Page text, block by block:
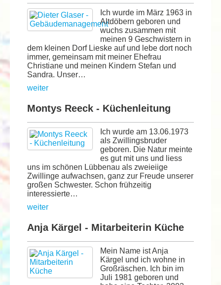
Ich wurde im März 1963 in
Altdöbern geboren und
wuchs zusammen mit
meinen 9 Geschwistern in
dem kleinen Dorf Lieske auf und lebe dort noch
immer, gemeinsam mit meiner Ehefrau
Christiane und meinen Kindern Stefan und
Sandra. Unser…
weiter
Montys Reeck - Küchenleitung
Ich wurde am 13.06.1973
als Zwillingsbruder
geboren. Die Natur meinte
es gut mit uns und liess
uns im schönen Lübbenau als zweieiige
Zwillinge aufwachsen, ganz zur Freude unserer
großen Schwester. Schon frühzeitig
interessierte…
weiter
Anja Kärgel - Mitarbeiterin Küche
Mein Name ist Anja
Kärgel und ich wohne in
Großräschen. Ich bin im
Juli 1981 geboren und